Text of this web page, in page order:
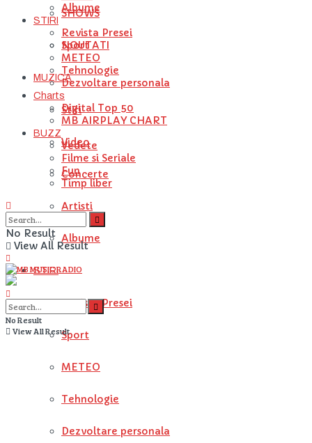
SHOWS
NOUTATI
MUZICA
Stiri
Video
Concerte
Artisti
Albume
STIRI
Revista Presei
Sport
METEO
Tehnologie
Dezvoltare personala
Albume
STIRI
Revista Presei
Sport
METEO
Tehnologie
Dezvoltare personala
Charts
Digital Top 50
MB AIRPLAY CHART
BUZZ
Vedete
Filme si Seriale
Fun
Timp liber
No Result
View All Result
No Result
View All Result